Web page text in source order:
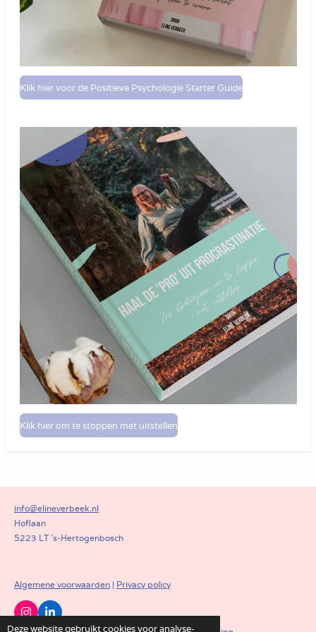
Deze website gebruikt cookies voor analyse-
Klik hier voor de Positieve Psychologie Starter Guide
Klik hier om te stoppen met uitstellen
info@elineverbeek.nl
Hoflaan
5223 LT 's-Hertogenbosch
Algemene voorwaarden | Privacy policy
I
n
L
i